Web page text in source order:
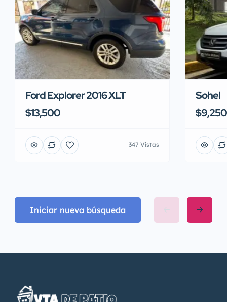
Ford Explorer 2016 XLT
$13,500
347 Vistas
Sohel
$9,250
Iniciar nueva búsqueda